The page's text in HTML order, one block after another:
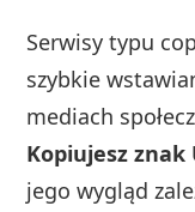
Serwisy typu
szybkie
mediach
Kopiujesz znak
jego wygląd